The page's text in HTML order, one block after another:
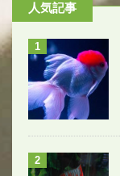
人気記事
1
2